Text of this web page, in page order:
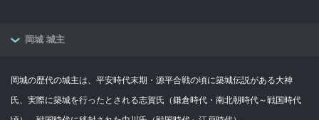
岡城 城主
岡城の歴代の城主は、平安時代末期・源平合戦の頃に築城伝説がある大神
氏、実際に築城を行ったとされる志賀氏（鎌倉時代・南北朝時代～戦国時代